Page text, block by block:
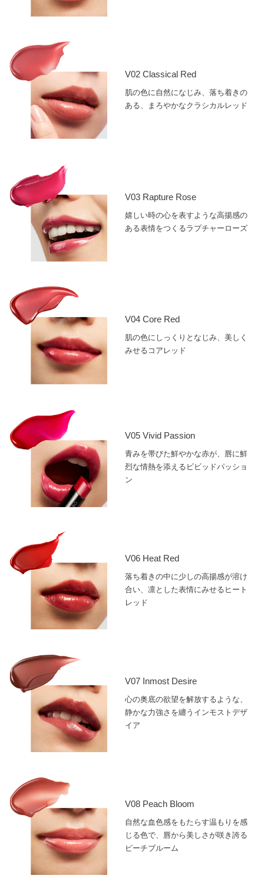
V02 Classical Red
肌の色に自然になじみ、落ち着きの
ある、まろやかなクラシカルレッド
V03 Rapture Rose
嬉しい時の心を表すような高揚感の
ある表情をつくるラプチャーローズ
V04 Core Red
肌の色にしっくりとなじみ、美しく
みせるコアレッド
V05 Vivid Passion
青みを帯びた鮮やかな赤が、唇に鮮
烈な情熱を添えるビビッドパッショ
ン
V06 Heat Red
落ち着きの中に少しの高揚感が溶け
合い、凛とした表情にみせるヒート
レッド
V07 Inmost Desire
心の奥底の欲望を解放するような、
静かな力強さを纏うインモストデザ
イア
V08 Peach Bloom
自然な血色感をもたらす温もりを感
じる色で、唇から美しさが咲き誇る
ピーチブルーム